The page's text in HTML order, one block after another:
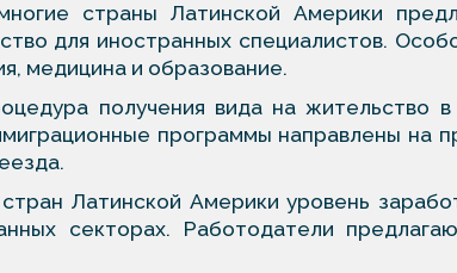
страны Латинской Америки
для иностранных специалистов.
медицина и образование.
получения вида на жительство в
программы направлены на
Латинской Америки уровень
секторах. Работодатели